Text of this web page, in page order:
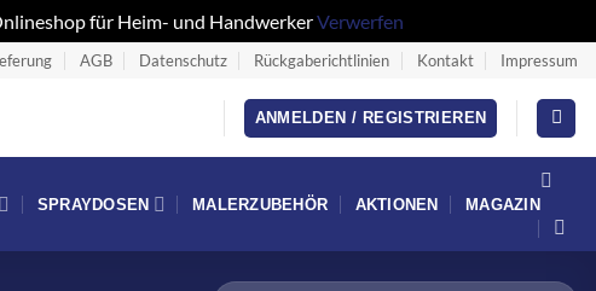
für Heim- und HandwerkerVerwerfen
AGB Datenschutz Rückgaberichtlinien Kontakt Impressum
ANMELDEN / REGISTRIEREN
SPRAYDOSEN MALERZUBEHÖR AKTIONEN MAGAZIN